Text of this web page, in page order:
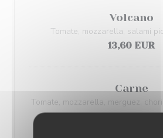
Volcano
Tomate, mozzarella, salami
13,60 EUR
Carne
Tomate, mozzarella, merguez,
origan